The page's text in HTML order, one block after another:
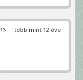
több mint 12 éve